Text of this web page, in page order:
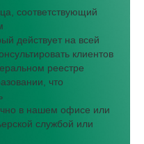
соответствующий
действует на всей
клиентов
реестре
что
в нашем офисе или
службой или